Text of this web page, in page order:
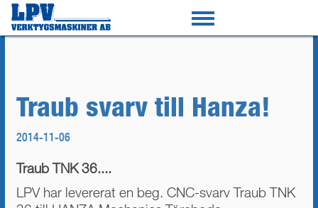
Traub svarv till Hanza!
2014-11-06
Traub TNK 36....
LPV har levererat en beg. CNC-svarv Traub TNK